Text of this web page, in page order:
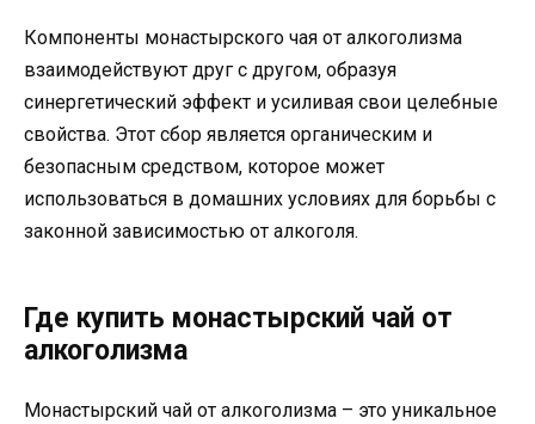
Компоненты монастырского чая от алкоголизма
взаимодействуют друг с другом, образуя
синергетический эффект и усиливая свои целебные
свойства. Этот сбор является органическим и
безопасным средством, которое может
использоваться в домашних условиях для борьбы с
законной зависимостью от алкоголя.
Где купить монастырский чай от
алкоголизма
Монастырский чай от алкоголизма – это уникальное